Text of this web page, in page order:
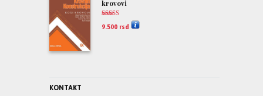
krovovi
Ocenjeno
5.00od 5
9.500 rsd
KONTAKT